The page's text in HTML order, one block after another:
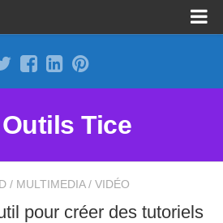
Tice
/ MULTIMEDIA / VIDÉO
pour créer des tutoriels